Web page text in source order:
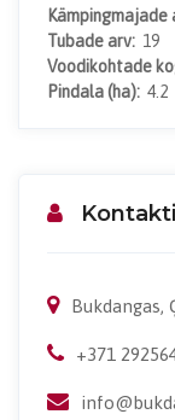
Kämpingmajade
Tubade arv: 19
Voodikohtade
Pindala (ha): 4.2
Bukdangas,
+371